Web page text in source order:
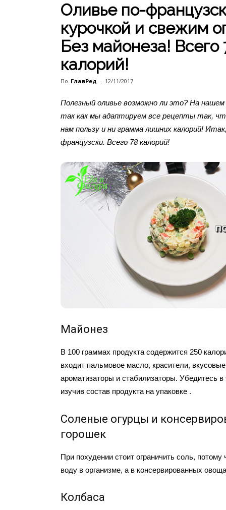
Оливье по-
курочкой и свежим
Без майонеза! Всего
калорий!
По ГлавРед - 12/11/2017
Полезный оливье возможно ли это? На нашем
так как мы адаптируем все рецепты так,
нам пользу и ни грамма лишних калорий!
французски. Всего 78 калорий!
Майонез
В 100 граммах продукта содержится 250
входит пальмовое масло, красители,
ароматизаторы и стабилизаторы. Убедитесь
изучив состав продукта на упаковке .
Соленые огурцы и
горошек
При похудении стоит ограничить соль, потому
воду в организме, а в консервированных
Колбаса